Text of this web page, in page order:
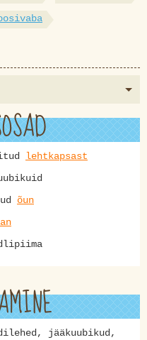
lehtkapsast
õun
jääkuubikud,